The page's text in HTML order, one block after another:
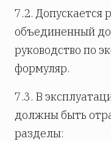
7.2. Допускается
объединенный
руководство по
формуляр.
7.3. В
должны быть
разделы: